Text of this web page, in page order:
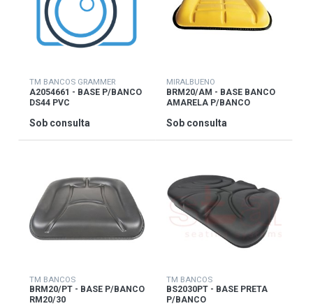
TM BANCOS GRAMMER
A2054661 - BASE P/BANCO
DS44 PVC
Sob consulta
MIRALBUENO
BRM20/AM - BASE BANCO
AMARELA P/BANCO
Sob consulta
TM BANCOS
BRM20/PT - BASE P/BANCO
RM20/30
TM BANCOS
BS2030PT - BASE PRETA
P/BANCO